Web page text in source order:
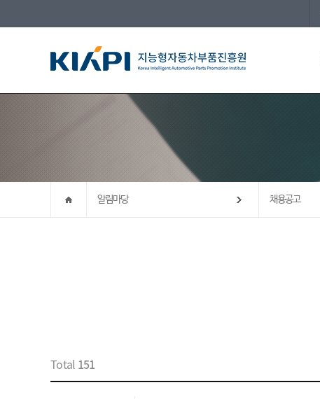
알림마당 채용공고
Total 151